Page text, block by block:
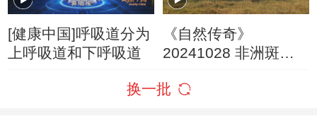
[健康中国]呼吸道分为
上呼吸道和下呼吸道
《自然传奇》
20241028 非洲斑鬣
换一批